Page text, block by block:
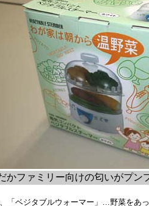
かファミリー向けの匂いがプン
「ベジタブルウォーマー」…野菜をあ